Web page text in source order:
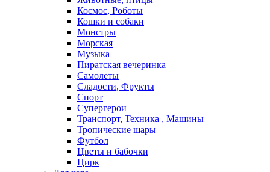
Космос, Роботы
Кошки и собаки
Монстры
Морская
Музыка
Пиратская вечеринка
Самолеты
Сладости, Фрукты
Спорт
Супергерои
Транспорт, Техника , Машины
Тропические шары
Футбол
Цветы и бабочки
Цирк